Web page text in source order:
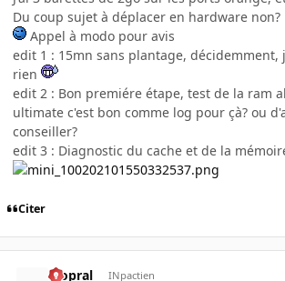
Du coup sujet à déplacer en hardware non?
Appel à modo pour avis
edit 1 : 15mn sans plantage, décidemment,
rien
edit 2 : Bon premiére étape, test de la ram
ultimate c'est bon comme log pour çà? ou
conseiller?
edit 3 : Diagnostic du cache et de la
Citer
Mopral INpactien